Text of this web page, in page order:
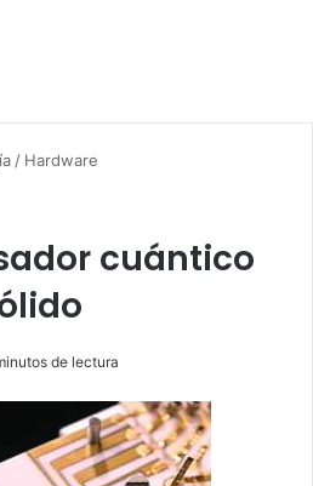
/ Hardware
cuántico
de lectura